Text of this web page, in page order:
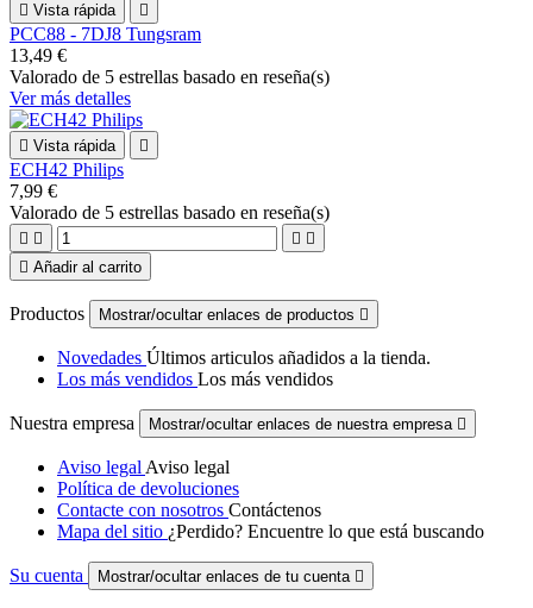
 Vista rápida 
PCC88 - 7DJ8 Tungsram
13,49 €
Valorado de 5 estrellas basado en reseña(s)
Ver más detalles
 Vista rápida 
ECH42 Philips
7,99 €
Valorado de 5 estrellas basado en reseña(s)
   
 Añadir al carrito
Productos Mostrar/ocultar enlaces de productos 
Novedades Últimos articulos añadidos a la tienda.
Los más vendidos Los más vendidos
Nuestra empresa Mostrar/ocultar enlaces de nuestra empresa 
Aviso legal Aviso legal
Política de devoluciones
Contacte con nosotros Contáctenos
Mapa del sitio ¿Perdido? Encuentre lo que está buscando
Su cuenta Mostrar/ocultar enlaces de tu cuenta 